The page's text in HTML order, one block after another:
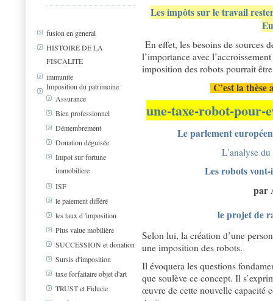
fusion en general
HISTOIRE DE LA
FISCALITE
immunite
Imposition du patrimoine
Assurance
Bien professionnel
Démembrement
Donation déguisée
Impot sur fortune
immobiliere
ISF
le paiement différé
les taux d 'imposition
Plus value mobilière
SUCCESSION et donation
Sursis d'imposition
taxe forfaitaire objet d'art
TRUST et Fiducie
Les impôts sur le travail
En effet, les besoins de sources
l’importance avec
imposition des robots pourrait
C’est la thèse
une-taxe-robot-pour-
Le parlement
L'analyse du
Les robots
par
le projet de
Selon lui, la création d’une
une imposition des robots.
Il évoquera les questions
que soulève ce concept. Il
œuvre de cette nouvelle capacité